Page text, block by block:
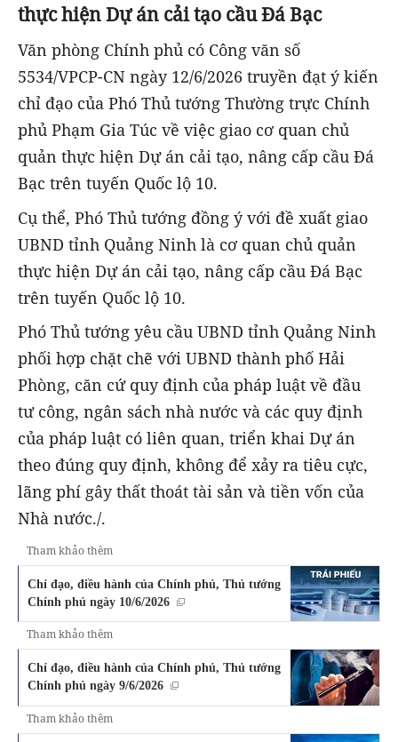
thực hiện Dự án cải tạo cầu Đá Bạc
Văn phòng Chính phủ có Công văn số
5534/VPCP-CN ngày 12/6/2026 truyền đạt ý kiến
chỉ đạo của Phó Thủ tướng Thường trực Chính
phủ Phạm Gia Túc về việc giao cơ quan chủ
quản thực hiện Dự án cải tạo, nâng cấp cầu Đá
Bạc trên tuyến Quốc lộ 10.
Cụ thể, Phó Thủ tướng đồng ý với đề xuất giao
UBND tỉnh Quảng Ninh là cơ quan chủ quản
thực hiện Dự án cải tạo, nâng cấp cầu Đá Bạc
trên tuyến Quốc lộ 10.
Phó Thủ tướng yêu cầu UBND tỉnh Quảng Ninh
phối hợp chặt chẽ với UBND thành phố Hải
Phòng, căn cứ quy định của pháp luật về đầu
tư công, ngân sách nhà nước và các quy định
của pháp luật có liên quan, triển khai Dự án
theo đúng quy định, không để xảy ra tiêu cực,
lãng phí gây thất thoát tài sản và tiền vốn của
Nhà nước./.
Tham khảo thêm
Chỉ đạo, điều hành của Chính phủ, Thủ tướng
Chính phủ ngày 10/6/2026
Tham khảo thêm
Chỉ đạo, điều hành của Chính phủ, Thủ tướng
Chính phủ ngày 9/6/2026
Tham khảo thêm